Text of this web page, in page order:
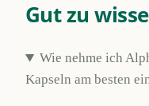
Gut zu
Wie nehme ich
Kapseln am besten